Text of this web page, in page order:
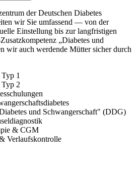
der Deutschen Diabetes
wir Sie umfassend — von der
Einstellung bis zur langfristigen
„Diabetes und
wir auch werdende Mütter sicher durch
1
Typ 2
und Schwangerschaft" (DDG)
& CGM
Verlaufskontrolle